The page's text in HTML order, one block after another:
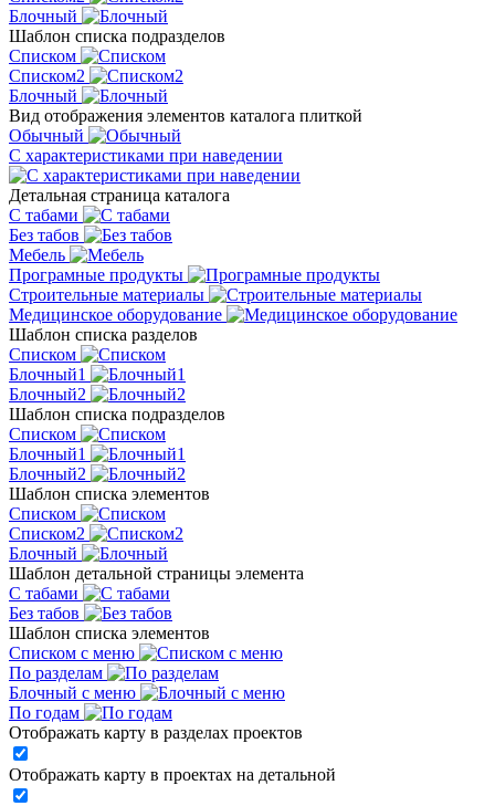
Блочный
Шаблон списка подразделов
Списком
Списком2
Блочный
Вид отображения элементов каталога плиткой
Обычный
С характеристиками при наведении
Детальная страница каталога
С табами
Без табов
Мебель
Програмные продукты
Строительные материалы
Медицинское оборудование
Шаблон списка разделов
Списком
Блочный1
Блочный2
Шаблон списка подразделов
Списком
Блочный1
Блочный2
Шаблон списка элементов
Списком
Списком2
Блочный
Шаблон детальной страницы элемента
С табами
Без табов
Шаблон списка элементов
Списком c меню
По разделам
Блочный с меню
По годам
Отображать карту в разделах проектов
Отображать карту в проектах на детальной